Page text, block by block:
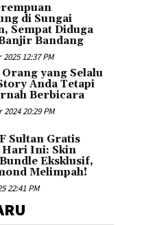
di Sungai
Sempat Diduga
Bandang
12:37 PM
yang Selalu
Anda Tetapi
Berbicara
20:29 PM
Sultan Gratis
Ini: Skin
Eksklusif,
Melimpah!
22:41 PM